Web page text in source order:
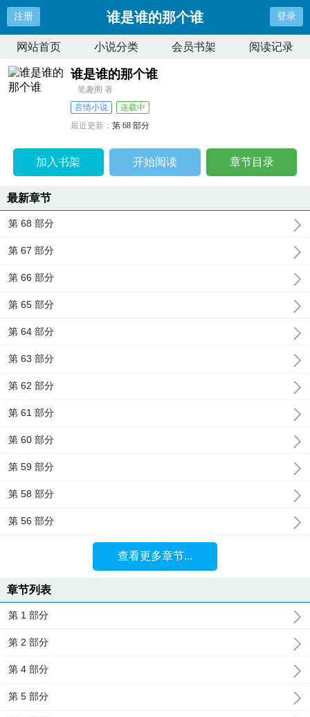
注册 谁是谁的那个谁 登录
网站首页 小说分类 会员书架 阅读记录
谁是谁的那个谁
笔趣阁 著
言情小说
连载中
最近更新：第 68 部分
加入书架 开始阅读 章节目录
最新章节
第 68 部分
第 67 部分
第 66 部分
第 65 部分
第 64 部分
第 63 部分
第 62 部分
第 61 部分
第 60 部分
第 59 部分
第 58 部分
第 56 部分
查看更多章节...
章节列表
第 1 部分
第 2 部分
第 4 部分
第 5 部分